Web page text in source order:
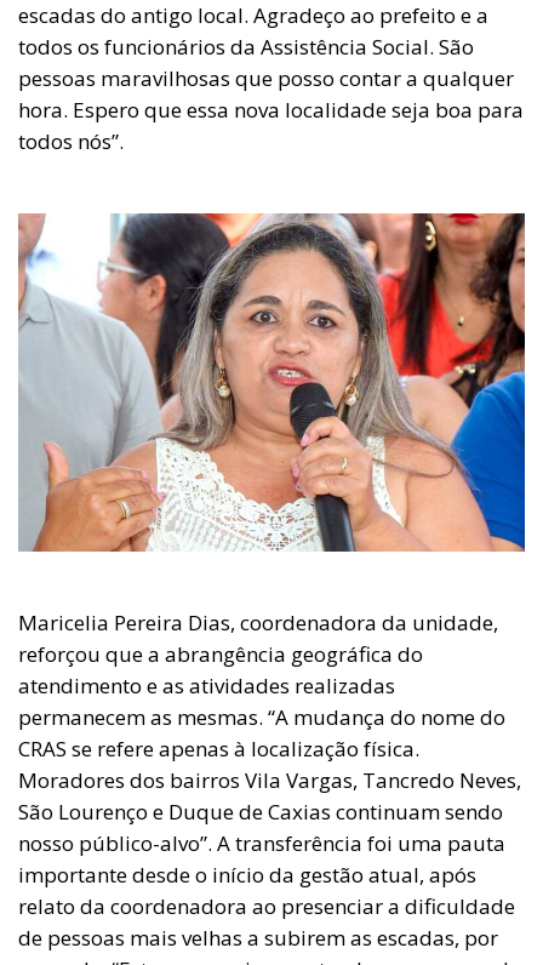
escadas do antigo local. Agradeço ao prefeito e a
todos os funcionários da Assistência Social. São
pessoas maravilhosas que posso contar a qualquer
hora. Espero que essa nova localidade seja boa para
todos nós”.
Maricelia Pereira Dias, coordenadora da unidade,
reforçou que a abrangência geográfica do
atendimento e as atividades realizadas
permanecem as mesmas. “A mudança do nome do
CRAS se refere apenas à localização física.
Moradores dos bairros Vila Vargas, Tancredo Neves,
São Lourenço e Duque de Caxias continuam sendo
nosso público-alvo”. A transferência foi uma pauta
importante desde o início da gestão atual, após
relato da coordenadora ao presenciar a dificuldade
de pessoas mais velhas a subirem as escadas, por